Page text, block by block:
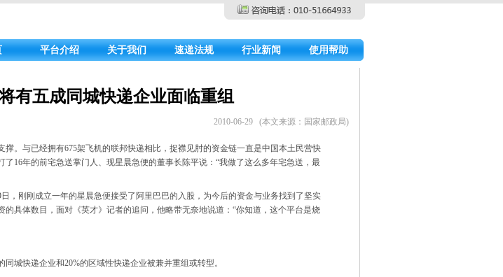
平台介绍 关于我们 速递法规 行业新闻 使用帮助
有五成同城快递企业面临重组
2010-06-29 (本文来源：国家邮政局)
撑。与已经拥有675架飞机的联邦快递相比，捉襟见肘的资金链一直是中国本土民营快
了16年的前宅急送掌门人、现星晨急便的董事长陈平说：“我做了这么多年宅急送，最
刚刚成立一年的星晨急便接受了阿里巴巴的入股，为今后的资金与业务找到了坚实
的具体数目，面对《英才》记者的追问，他略带无奈地说道：“你知道，这个平台是烧
同城快递企业和20%的区域性快递企业被兼并重组或转型。